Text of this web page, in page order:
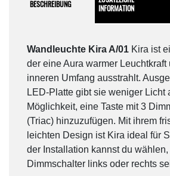
BESCHREIBUNG
INFORMATION
Wandleuchte Kira A/01 Kira ist
der eine Aura warmer Leuchtkraft
inneren Umfang ausstrahlt.
LED-Platte gibt sie weniger Licht
Möglichkeit, eine Taste mit 3
(Triac) hinzuzufügen. Mit ihrem
leichten Design ist Kira ideal für
der Installation kannst du
Dimmschalter links oder rechts